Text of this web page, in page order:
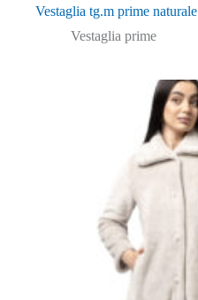
Vestaglia tg.m prime naturale
Vestaglia prime